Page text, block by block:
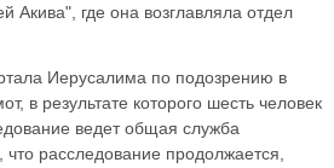
где она возглавляла отдел
Иерусалима по подозрению в
в результате которого шесть человек
ведет общая служба
расследование продолжается,